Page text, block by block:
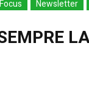
Focus Newsletter